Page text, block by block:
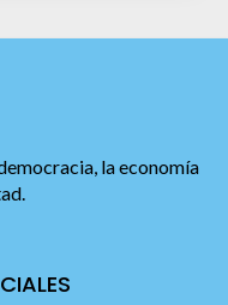
la economía